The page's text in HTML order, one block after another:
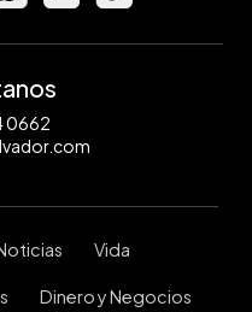
0662
Vida
Dinero y Negocios